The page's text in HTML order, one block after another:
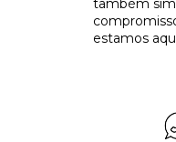
também
estamos